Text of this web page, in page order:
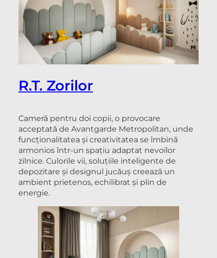
R.T. Zorilor
Cameră pentru doi copii, o provocare
acceptată de Avantgarde Metropolitan, unde
funcționalitatea și creativitatea se îmbină
armonios într-un spațiu adaptat nevoilor
zilnice. Culorile vii, soluțiile inteligente de
depozitare și designul jucăuș creează un
ambient prietenos, echilibrat și plin de
energie.